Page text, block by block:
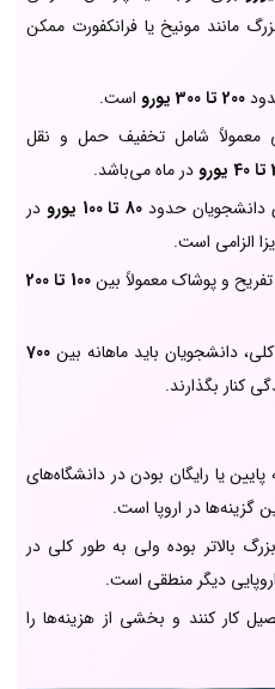
مانند مونیخ یا فرانکفورت ممکن
200 تا 300 یورو
است.
معمولاً شامل تخفیف حمل و نقل
در ماه می‌باشد.
دانشجویان حدود 80 تا 100 یورو
در
الزامی است.
تفریح و پوشاک معمولاً بین
100 تا 200
دانشجویان باید ماهانه بین 700
کنار بگذارند.
یا رایگان بودن در دانشگاه‌های
گزینه‌ها در اروپا است.
بالاتر بوده ولی به طور کلی در
دیگر منطقی است.
کار کنند و بخشی از هزینه‌ها را